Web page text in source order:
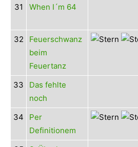
31 When I´m 64
32
Feuerschwanz
beim
Feuertanz
33
Das fehlte
noch
34
Per
Definitionem